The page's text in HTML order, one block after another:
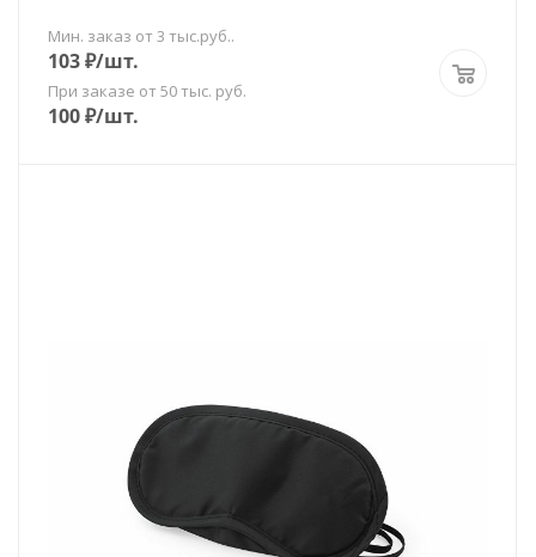
Мин. заказ от 3 тыс.руб..
103₽/шт.
При заказе от 50 тыс. руб.
100₽/шт.